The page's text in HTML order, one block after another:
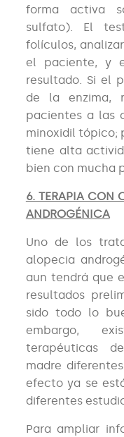
forma activa
sulfato). El
folículos,
el paciente, y
resultado. Si el
de la enzima,
pacientes a las
minoxidil tópico;
tiene alta
bien con mucha
6. TERAPIA CON
ANDROGÉNICA
Uno de los
alopecia
aun tendrá que
resultados
sido todo lo
embargo,
terapéuticas
madre
efecto ya se
diferentes
Para ampliar